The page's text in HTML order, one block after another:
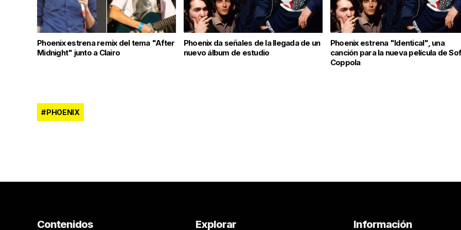
Phoenix estrena remix del tema "After
Midnight" junto a Clairo
Phoenix da señales de la llegada de un
nuevo álbum de estudio
Phoenix estrena "Identical", una
canción para la nueva película de
Coppola
PHOENIX
Contenidos Explorar Información